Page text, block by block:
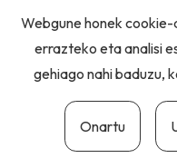
Webgune honek
errazteko eta analisi
gehiago nahi baduzu,
Onartu